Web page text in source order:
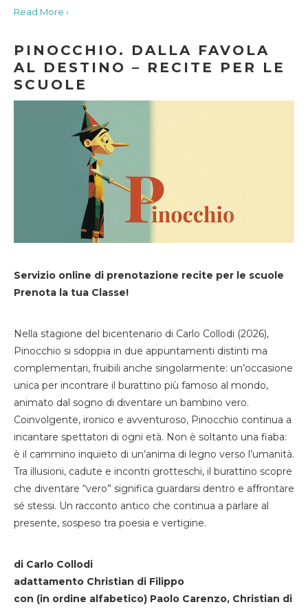
Read More ›
PINOCCHIO. DALLA FAVOLA
AL DESTINO – RECITE PER LE
SCUOLE
Servizio online di prenotazione recite per le scuole
Prenota la tua Classe!
Nella stagione del bicentenario di Carlo Collodi (2026),
Pinocchio si sdoppia in due appuntamenti distinti ma
complementari, fruibili anche singolarmente: un’occasione
unica per incontrare il burattino più famoso al mondo,
animato dal sogno di diventare un bambino vero.
Coinvolgente, ironico e avventuroso, Pinocchio continua a
incantare spettatori di ogni età. Non è soltanto una fiaba:
è il cammino inquieto di un’anima di legno verso l’umanità.
Tra illusioni, cadute e incontri grotteschi, il burattino scopre
che diventare “vero” significa guardarsi dentro e affrontare
sé stessi. Un racconto antico che continua a parlare al
presente, sospeso tra poesia e vertigine.
di Carlo Collodi
adattamento Christian di Filippo
con (in ordine alfabetico) Paolo Carenzo, Christian di